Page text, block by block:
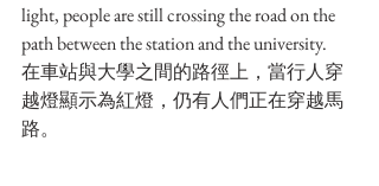
light, people are still crossing the road on the
path between the station and the university.
在車站與大學之間的路徑上，當行人穿
越燈顯示為紅燈，仍有人們正在穿越馬
路。